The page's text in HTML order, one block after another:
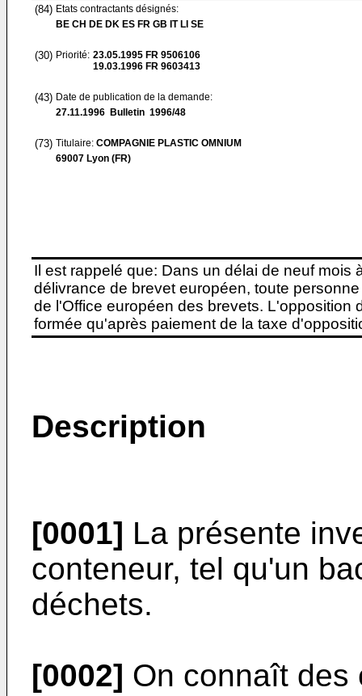
(84) Etats contractants désignés:
BE CH DE DK ES FR GB IT LI SE
(30) Priorité: 23.05.1995 FR 9506106
19.03.1996 FR 9603413
(43) Date de publication de la demande:
27.11.1996 Bulletin 1996/48
(73) Titulaire: COMPAGNIE PLASTIC OMNIUM
69007 Lyon (FR)
Il est rappelé que: Dans un délai de neuf
délivrance de brevet européen, toute
de l'Office européen des brevets. L'opposition
formée qu'après paiement de la taxe
Description
[0001] La présente
conteneur, tel qu'un
déchets.
[0002] On connaît des